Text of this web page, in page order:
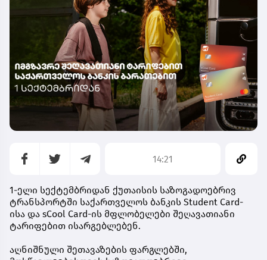
14:21
1-ელი სექტემბრიდან ქუთაისის საზოგადოებრივ
ტრანსპორტში საქართველოს ბანკის Student Card-
ისა და sCool Card-ის მფლობელები შეღავათიანი
ტარიფებით ისარგებლებენ.
აღნიშნული შეთავაზების ფარგლებში,